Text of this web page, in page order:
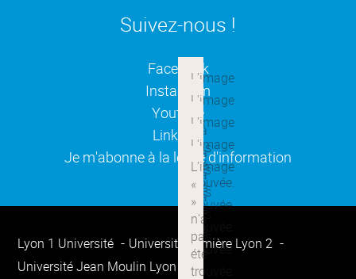
Suivez-nous !
Facebook(ouverture dans une
Instagram(ouverture dans une
Youtube(ouverture dans une
Linkedin
(ouverture dans une
Je m'abonne à la lettre d'information
(ouverture dans une
Lyon 1 Université
Université Lumière Lyon 2
Université Jean Moulin Lyon 3